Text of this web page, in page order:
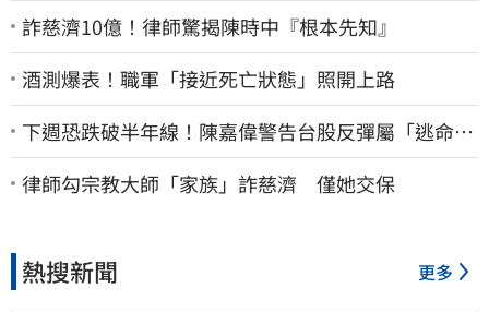
詐慈濟10億！律師驚揭陳時中『根本先知』
酒測爆表！職軍「接近死亡狀態」照開上路
下週恐跌破半年線！陳嘉偉警告台股反彈屬「逃命
波」：空頭大屠殺剛開始
律師勾宗教大師「家族」詐慈濟 僅她交保
熱搜新聞 更多